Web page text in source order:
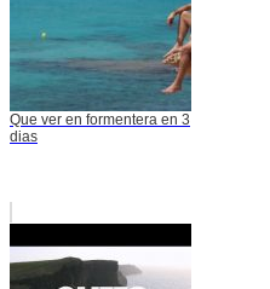
Que ver en formentera en 3
dias